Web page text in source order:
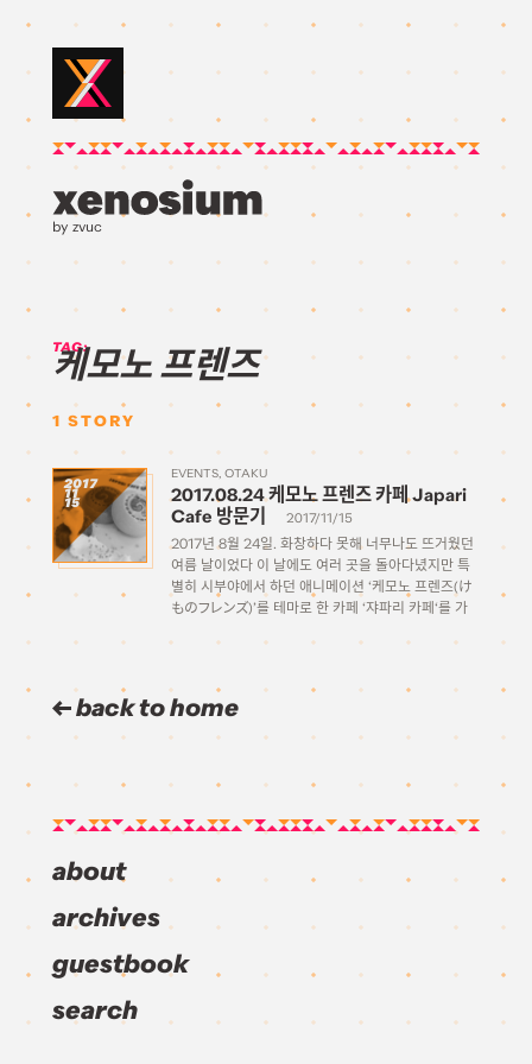
by zvuc
TAG:
케모노 프렌즈
1 STORY
2017
11
15
EVENTS OTAKU
2017.08.24 케모노 프렌즈 카페 Japari
Cafe 방문기
2017/11/15
2017년 8월 24일. 화창하다 못해 너무나도 뜨거웠던
여름 날이었다 이 날에도 여러 곳을 돌아다녔지만 특
별히 시부야에서 하던 애니메이션 ‘케모노 프렌즈(け
ものフレンズ)’를 테마로 한 카페 ‘쟈파리 카페‘를 가
back to home
about
archives
guestbook
search